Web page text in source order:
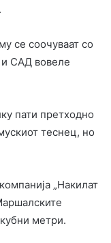
се соочуваат со
и САД вовеле
пати претходно
теснец, но
„Накилат
метри.